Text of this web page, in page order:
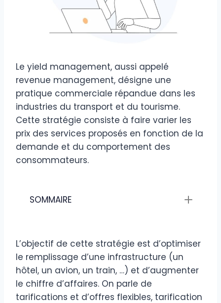
Le yield management, aussi appelé
revenue management, désigne une
pratique commerciale répandue dans les
industries du transport et du tourisme.
Cette stratégie consiste à faire varier les
prix des services proposés en fonction de la
demande et du comportement des
consommateurs.
SOMMAIRE
L’objectif de cette stratégie est d’optimiser
le remplissage d’une infrastructure (un
hôtel, un avion, un train, …) et d’augmenter
le chiffre d’affaires. On parle de
tarifications et d’offres flexibles, tarification